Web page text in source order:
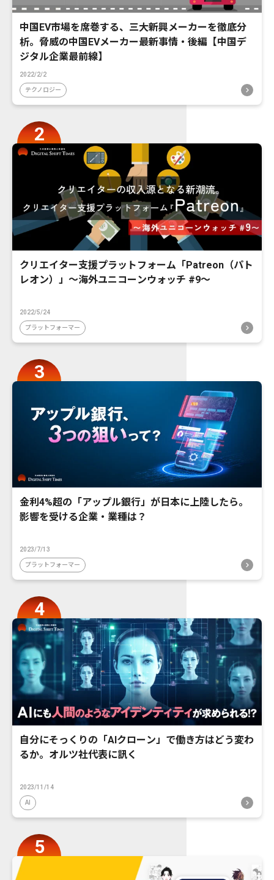
中国EV市場を席巻する、三大新興メーカーを徹底分
析。脅威の中国EVメーカー最新事情・後編【中国デ
ジタル企業最前線】
2022/2/2
テクノロジー
クリエイター支援プラットフォーム「Patreon（パト
レオン）」〜海外ユニコーンウォッチ #9〜
2022/5/24
プラットフォーマー
金利4%超の「アップル銀行」が日本に上陸したら。
影響を受ける企業・業種は？
2023/7/13
プラットフォーマー
自分にそっくりの「AIクローン」で働き方はどう変わ
るか。オルツ社代表に訊く
2023/11/14
AI